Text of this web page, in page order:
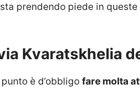
prendendo piede in
Kvaratskhelia
è d’obbligo fare molta